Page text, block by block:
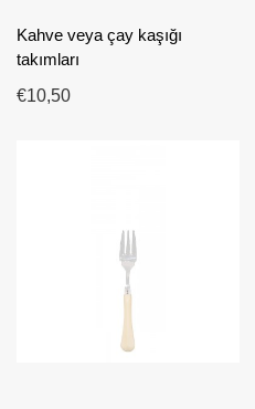
Kahve veya çay kaşığı
takımları
€10,50